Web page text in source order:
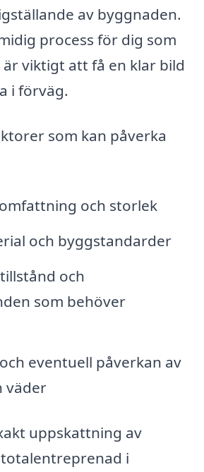
av byggnaden.
process för dig som
viktigt att få en klar bild
i förväg.
som kan påverka
och storlek
och byggstandarder
och
som behöver
eventuell påverkan av
väder
uppskattning av
i